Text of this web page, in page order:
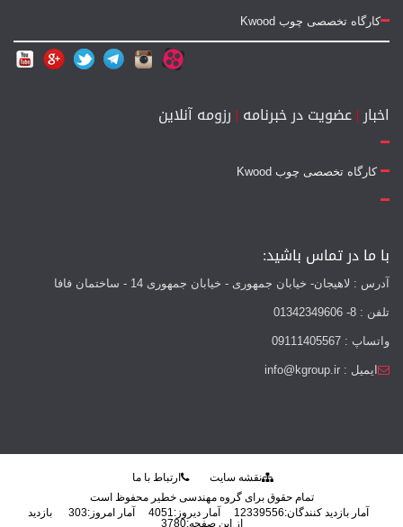
کارگاه تخصصی چوب Kwood
اخبار|عضویت در خبرنامه | رزومه آنلاین
کارگاه تخصصی چوب Kwood
با ما در تماس باشید:
آدرس : لاهیجان- خیابان جمهوری - خیابان جمهوری 14 - ساختمان فافا
تلفن : 8- 01342349606
واتساپ : 09111405567
ایمیل : info@kgroup.ir
نقشه سایت
ارتباط با ما
تمام حقوق برای گروه مهندسی خطیر محفوظ است
آمار بازدید کنندگان:12339556 آمار دیروز:4051 آمار امروز:303 بازدید
از این صفحه:3780